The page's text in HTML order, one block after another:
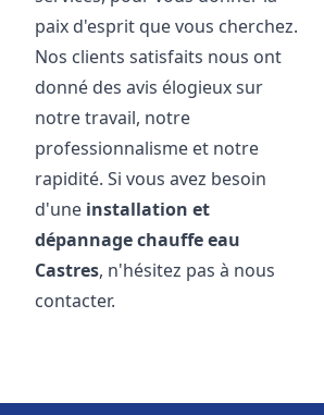
paix d'esprit que vous cherchez.
Nos clients satisfaits nous ont
donné des avis élogieux sur
notre travail, notre
professionnalisme et notre
rapidité. Si vous avez besoin
d'une installation et
dépannage chauffe eau
Castres, n'hésitez pas à nous
contacter.